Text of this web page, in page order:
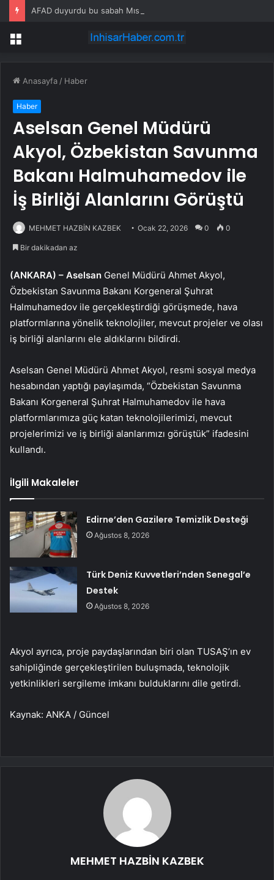
AFAD duyurdu bu sabah Mısır sallandı
Menü
Anasayfa / Haber
Haber
Aselsan Genel Müdürü
Akyol, Özbekistan Savunma
Bakanı Halmuhamedov ile
İş Birliği Alanlarını Görüştü
MEHMET HAZBİN KAZBEK Ocak 22, 2026 0 0
Bir dakikadan az
(ANKARA) – Aselsan Genel Müdürü Ahmet Akyol,
Özbekistan Savunma Bakanı Korgeneral Şuhrat
Halmuhamedov ile gerçekleştirdiği görüşmede, hava
platformlarına yönelik teknolojiler, mevcut projeler ve olası
iş birliği alanlarını ele aldıklarını bildirdi.
Aselsan Genel Müdürü Ahmet Akyol, resmi sosyal medya
hesabından yaptığı paylaşımda, “Özbekistan Savunma
Bakanı Korgeneral Şuhrat Halmuhamedov ile hava
platformlarımıza güç katan teknolojilerimizi, mevcut
projelerimizi ve iş birliği alanlarımızı görüştük” ifadesini
kullandı.
İlgili Makaleler
Edirne’den Gazilere Temizlik Desteği
Ağustos 8, 2026
Türk Deniz Kuvvetleri’nden Senegal’e
Destek
Ağustos 8, 2026
Akyol ayrıca, proje paydaşlarından biri olan TUSAŞ’ın ev
sahipliğinde gerçekleştirilen buluşmada, teknolojik
yetkinlikleri sergileme imkanı bulduklarını dile getirdi.
Kaynak: ANKA / Güncel
MEHMET HAZBİN KAZBEK